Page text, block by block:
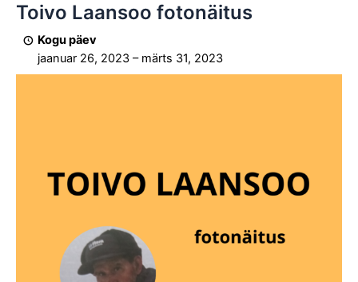
Toivo
fotonäitus
Toivo Laansoo fotonäitus
Kogu päev
jaanuar 26, 2023 – märts 31, 2023